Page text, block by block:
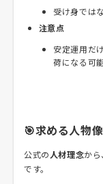
受け身では
注意点
安定運用だ
荷になる可
🎯求める人物像
公式の 人材理念か
です。